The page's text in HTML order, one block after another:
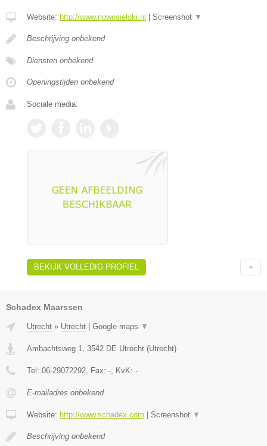
Website: http://www.nowosielski.nl Screenshot ▼
Beschrijving onbekend
Diensten onbekend
Openingstijden onbekend
Sociale media:
BEKIJK VOLLEDIG PROFIEL
Schadex Maarssen
Utrecht » Utrecht | Google maps ▼
Ambachtsweg 1 3542 DE Utrecht (Utrecht)
Tel: 06-29072292 , Fax: - , KvK: -
E-mailadres onbekend
Website: http://www.schadex.com | Screenshot ▼
Beschrijving onbekend